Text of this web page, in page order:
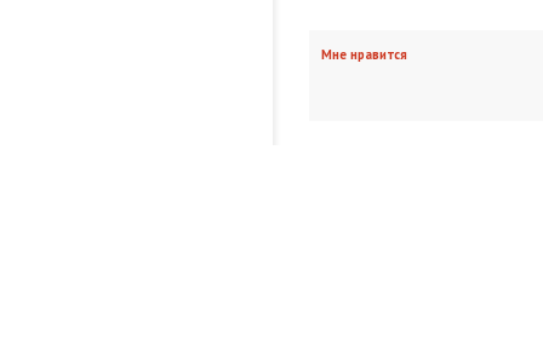
Мне нравится